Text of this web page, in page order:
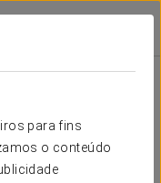
para fins
o conteúdo